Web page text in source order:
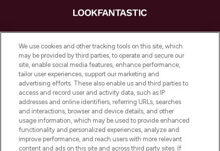
LOOKFANTASTIC ist Europas ultimativer
Beauty-Onlineshop mit den besten
Produkten aus Haut- und Haarpflege
sowie Make-Up von über 200
renommierten Marken. Shoppe online
oder über die App mit kostenloser
Lieferung ab einem Einkaufswert von 30€.
Cookie-Einwilligung
Do Not Sell or Share My Personal
Information
We use cookies and other tracking tools on this site, which
may be provided by third parties, to operate and secure our
site, enable social media features, enhance performance,
tailor user experiences, support our marketing and
advertising efforts. These also enable us and third parties to
access and record user and activity data, such as IP
addresses and online identifiers, referring URLs, searches
and interactions, browser and device details, and other
usage information, which may be used to provide enhanced
functionality and personalized experiences, analyze and
improve performance, and reach users with more relevant
content and ads on this site and across third party sites. If